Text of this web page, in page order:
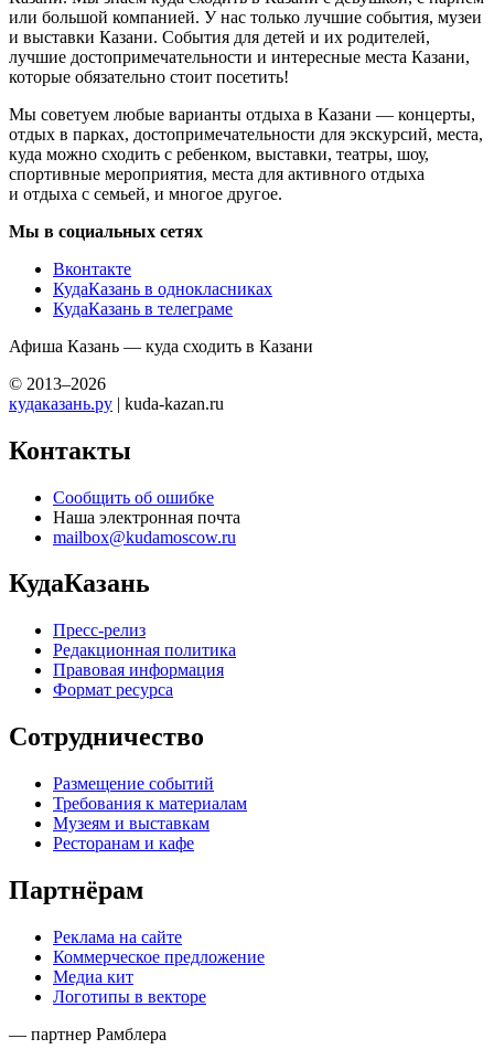
или большой компанией. У нас только лучшие события, музеи
и выставки Казани. События для детей и их родителей,
лучшие достопримечательности и интересные места Казани,
которые обязательно стоит посетить!
Мы советуем любые варианты отдыха в Казани — концерты,
отдых в парках, достопримечательности для экскурсий, места,
куда можно сходить с ребенком, выставки, театры, шоу,
спортивные мероприятия, места для активного отдыха
и отдыха с семьей, и многое другое.
Мы в социальных сетях
Вконтакте
КудаКазань в однокласниках
КудаКазань в телеграме
Афиша Казань — куда сходить в Казани
© 2013–2026
кудаказань.ру | kuda-kazan.ru
Контакты
Сообщить об ошибке
Наша электронная почта
mailbox@kudamoscow.ru
КудаКазань
Пресс-релиз
Редакционная политика
Правовая информация
Формат ресурса
Сотрудничество
Размещение событий
Требования к материалам
Музеям и выставкам
Ресторанам и кафе
Партнёрам
Реклама на сайте
Коммерческое предложение
Медиа кит
Логотипы в векторе
— партнер Рамблера